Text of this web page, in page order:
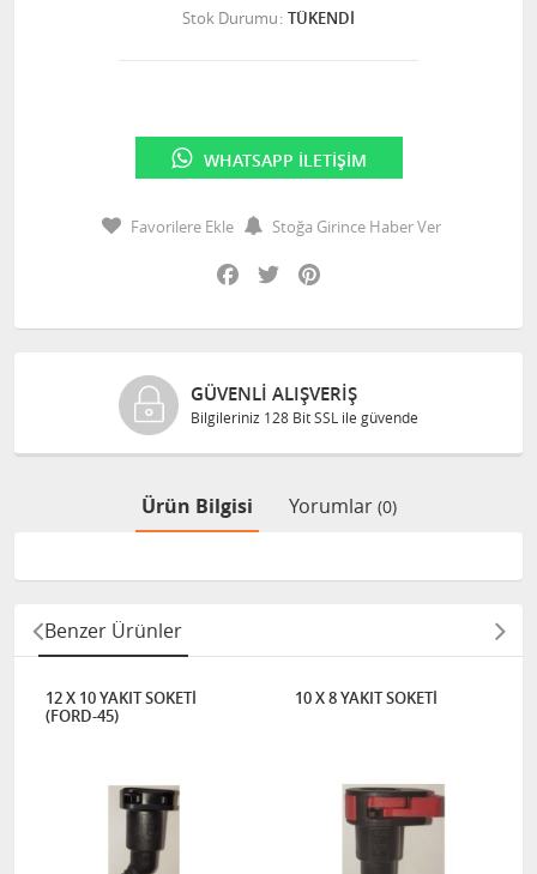
Stok Durumu TÜKENDİ
WHATSAPP İLETIŞIM
Favorilere Ekle
Stoğa Girince Haber Ver
Facebook
Twitter
GÜVENLI ALIŞVERIŞ
Bilgileriniz 128 Bit SSL ile güvende
Ürün Bilgisi Yorumlar (0)
Benzer Ürünler
12 X 10 YAKIT SOKETİ
(FORD-45)
10 X 8 YAKIT SOKETİ